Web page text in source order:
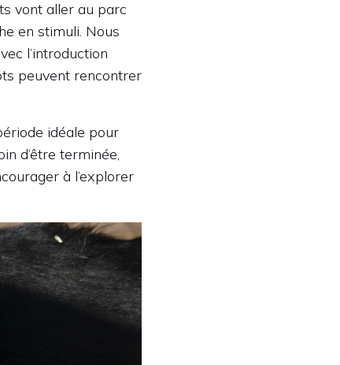
vont aller au parc
en stimuli. Nous
l’introduction
peuvent rencontrer
idéale pour
d’être terminée,
à l’explorer